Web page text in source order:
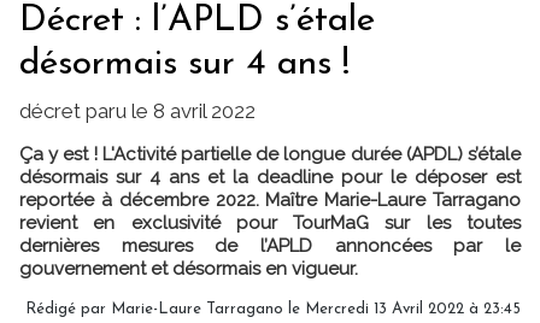
Décret : l’APLD s’étale
désormais sur 4 ans !
décret paru le 8 avril 2022
Ça y est ! L'Activité partielle de longue durée (APDL) s’étale
désormais sur 4 ans et la deadline pour le déposer est
reportée à décembre 2022. Maître Marie-Laure Tarragano
revient en exclusivité pour TourMaG sur les toutes
dernières mesures de l’APLD annoncées par le
gouvernement et désormais en vigueur.
Rédigé par Marie-Laure Tarragano le Mercredi 13 Avril 2022 à 23:45